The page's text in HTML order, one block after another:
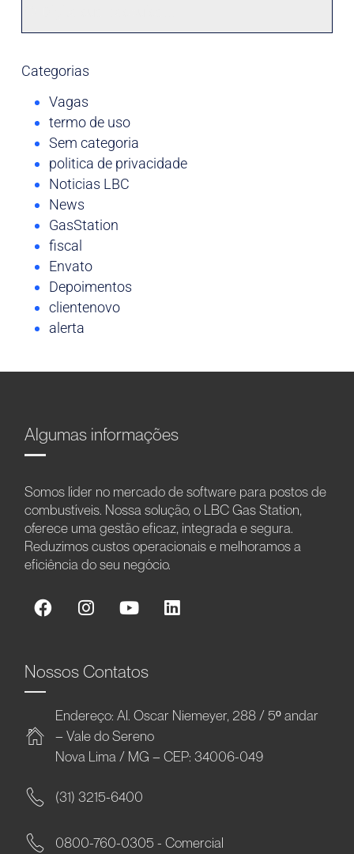
Categorias
Vagas
termo de uso
Sem categoria
politica de privacidade
Noticias LBC
News
GasStation
fiscal
Envato
Depoimentos
clientenovo
alerta
Algumas informações
Somos líder no mercado de software para postos de
combustíveis. Nossa solução, o LBC Gas Station,
oferece uma gestão eficaz, integrada e segura.
Reduzimos custos operacionais e melhoramos a
eficiência do seu negócio.
Nossos Contatos
Endereço: Al. Oscar Niemeyer, 288 / 5º andar
– Vale do Sereno
Nova Lima / MG – CEP: 34006-049
(31) 3215-6400
0800-760-0305 - Comercial